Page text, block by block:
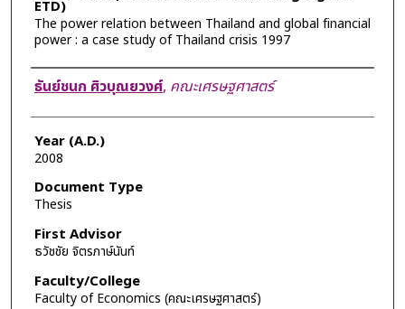
ETD)
The power relation between Thailand and global financial
power : a case study of Thailand crisis 1997
Author
ธันย์ชนก ศิวบุณยวงศ์, คณะเศรษฐศาสตร์
Year (A.D.)
2008
Document Type
Thesis
First Advisor
ธวัชชัย จิตรภาษ์นันท์
Faculty/College
Faculty of Economics (คณะเศรษฐศาสตร์)